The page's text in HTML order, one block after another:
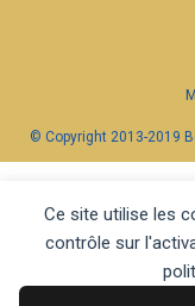
Ce site utilise les
contrôle sur
© Copyright 2013-2019